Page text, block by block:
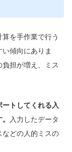
を手作業で行う
傾向にありま
担が増え、ミス
ートしてくれる入
入力したデータ
などの人的ミスの